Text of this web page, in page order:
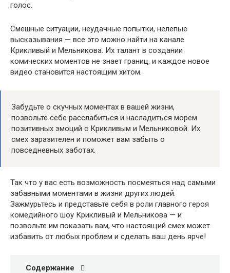
голос.
Смешные ситуации, неудачные попытки, нелепые
высказывания — все это можно найти на канале
Крикливый и Мельникова. Их талант в создании
комических моментов не знает границ, и каждое новое
видео становится настоящим хитом.
Забудьте о скучных моментах в вашей жизни,
позвольте себе расслабиться и насладиться морем
позитивных эмоций с Крикливым и Мельниковой. Их
смех заразителен и поможет вам забыть о
повседневных заботах.
Так что у вас есть возможность посмеяться над самыми
забавными моментами в жизни других людей.
Зажмурьтесь и представьте себя в роли главного героя
комедийного шоу Крикливый и Мельникова — и
позвольте им показать вам, что настоящий смех может
избавить от любых проблем и сделать ваш день ярче!
Содержание